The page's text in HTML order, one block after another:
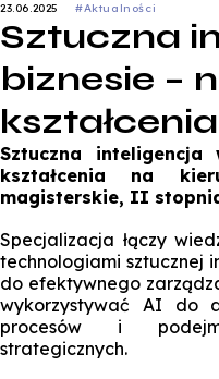
23.06.2025 #Aktualności
Sztuczna
biznesie –
kształcenia
Sztuczna
kształcenia na
magisterskie, II
Specjalizacja łączy
technologiami sztucznej
do efektywnego
wykorzystywać AI do
procesów i
strategicznych.